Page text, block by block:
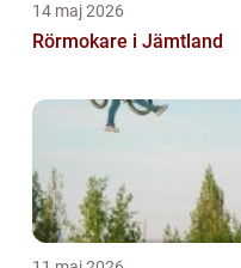
14 maj 2026
Rörmokare i Jämtland